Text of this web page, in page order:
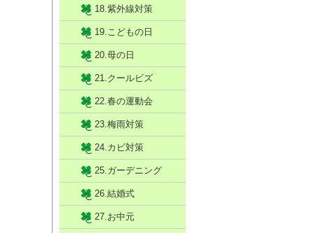
18.紫外線対策
19.こどもの日
20.母の日
21.クールビズ
22.春の運動会
23.梅雨対策
24.カビ対策
25.ガーデニング
26.結婚式
27.お中元